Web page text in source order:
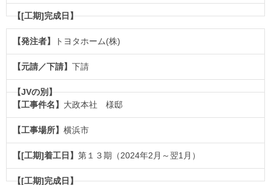
トヨタホーム(株)
下請
大政本社 様邸
横浜市
第１３期（2024年2月～翌1月）